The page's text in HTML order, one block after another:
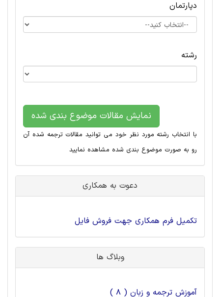
دپارتمان
رشته
نمایش مقالات موضوع بندی شده
با انتخاب رشته مورد نظر خود می توانید مقالات ترجمه شده آن
رو به صورت موضوع بندی شده مشاهده نمایید
دعوت به همکاری
تکمیل فرم همکاری جهت فروش فایل
وبلاگ ها
آموزش ترجمه و زبان ( 8 )